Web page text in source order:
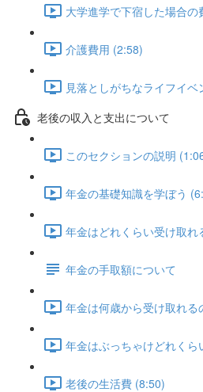
大学進学で下宿した場合
介護費用 (2:58)
見落としがちなライフイ
老後の収入と支出について
このセクションの説明
年金の基礎知識を学ぼう
年金はどれくらい受け取れ
年金の手取額について
年金は何歳から受け取れる
年金はぶっちゃけどれく
老後の生活費 (8:50)